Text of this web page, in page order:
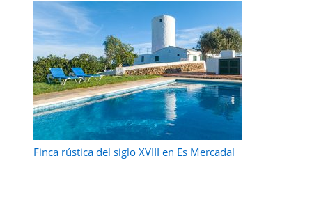
Finca rústica del siglo XVIII en Es Mercadal